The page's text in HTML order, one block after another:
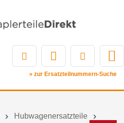
» zur Ersatzteilnummern-Suche
Hubwagenersatzteile